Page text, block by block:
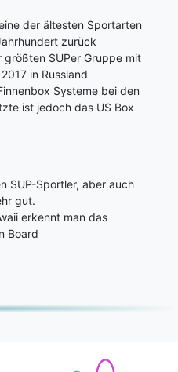
der ältesten Sportarten
zurück
SUPer Gruppe mit
in Russland
Systeme bei den
ist jedoch das US Box
SUP-Sportler, aber auch
gut.
erkennt man das
Board